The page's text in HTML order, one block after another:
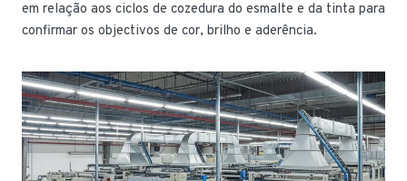
em relação aos ciclos de cozedura do esmalte e da tinta para
confirmar os objectivos de cor, brilho e aderência.